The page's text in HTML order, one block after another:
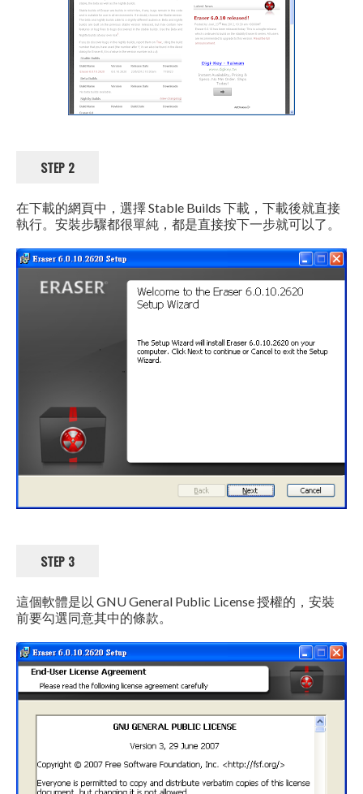
STEP 2
在下載的網頁中，選擇 Stable Builds 下載，下載後就直接
執行。安裝步驟都很單純，都是直接按下一步就可以了。
STEP 3
這個軟體是以 GNU General Public License 授權的，安裝
前要勾選同意其中的條款。